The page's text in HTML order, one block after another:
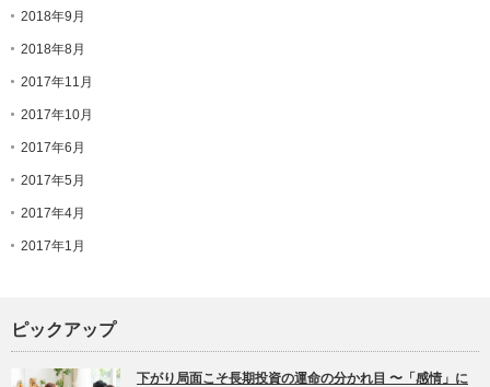
2018年9月
2018年8月
2017年11月
2017年10月
2017年6月
2017年5月
2017年4月
2017年1月
ピックアップ
下がり局面こそ長期投資の運命の分かれ目 〜「感情」に